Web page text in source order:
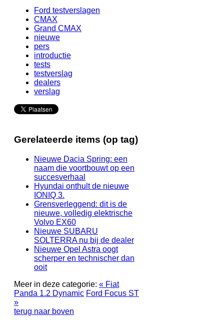
Ford testverslagen
CMAX
Grand CMAX
nieuwe
pers
introductie
tests
testverslag
dealers
verslag
Gerelateerde items (op tag)
Nieuwe Dacia Spring: een
naam die voortbouwt op een
succesverhaal
Hyundai onthult de nieuwe
IONIQ 3.
Grensverleggend: dit is de
nieuwe, volledig elektrische
Volvo EX60
Nieuwe SUBARU
SOLTERRA nu bij de dealer
Nieuwe Opel Astra oogt
scherper en technischer dan
ooit
Meer in deze categorie: « Fiat
Panda 1.2 Dynamic Ford Focus ST
»
terug naar boven